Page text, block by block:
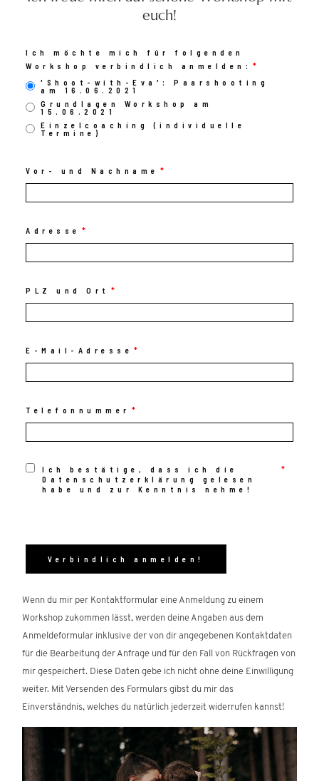
euch!
Ich möchte mich für folgenden
Workshop verbindlich anmelden:
'Shoot-with-Eva': Paarshooting
am 16.06.2021
Grundlagen Workshop am
15.06.2021
Einzelcoaching (individuelle
Termine)
Vor- und Nachname
Adresse
PLZ und Ort
E-Mail-Adresse
Telefonnummer
Ich bestätige, dass ich die
Datenschutzerklärung gelesen
habe und zur Kenntnis nehme!
Wenn du mir per Kontaktformular eine Anmeldung zu einem
Workshop zukommen lässt, werden deine Angaben aus dem
Anmeldeformular inklusive der von dir angegebenen Kontaktdaten
für die Bearbeitung der Anfrage und für den Fall von Rückfragen von
mir gespeichert. Diese Daten gebe ich nicht ohne deine Einwilligung
weiter. Mit Versenden des Formulars gibst du mir das
Einverständnis, welches du natürlich jederzeit widerrufen kannst!